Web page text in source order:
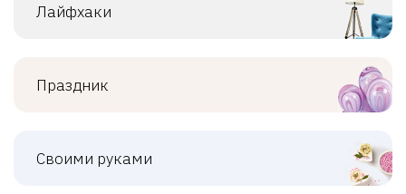
Лайфхаки
Праздник
Своими руками